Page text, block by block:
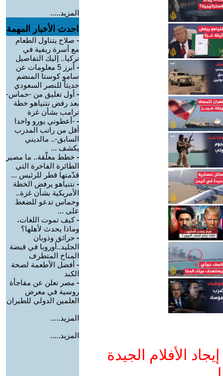
الأفلام الجيدة
المزيد.....
احدث الأخبار المهمة
- صلاح يتناول الطعام
مع أسرة ريفية في
تركيا.. إليك التفاصيل
-
أبرز 5 معلومات عن
سامو كوستا المنضم
حديثاً للنصر السعودي
- أول تعليق من -حماس-
بعد رفض نتنياهو خطة
ترامب بشأن غزة
- -أعطوني يورو واحدا
أقل من راتب المدرب
السابق-.. مالديني
يكشف ...
- خطط معلّقة.. ما مصير
الطائرة الفاخرة التي
قدّمتها قطر للرئيس ...
- نتنياهو يرفض الخطة
الأمريكية بشأن غزة..
وحماس تدعو للضغط
على ...
-كيف تموت اللغات،
وماذا يحدث لأهلها؟
- حرائق وذوبان
الجليد..أوروبا في قبضة
المناخ المتطرف
- أفضل الأطعمة لصحة
الكبد
- مصر تعلن عن مفاجأة
روسية في معرض
العلمين الدولي للطيران
المزيد.....
المزيد.....